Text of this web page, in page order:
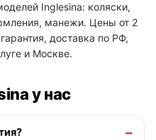
Inglesina: коляски,
манежи. Цены от 2
доставка по РФ,
и Москве.
у нас